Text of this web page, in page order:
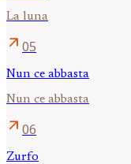
La luna
arrow_outward 05
Nun ce abbasta
Nun ce abbasta
arrow_outward 06
Zurfo